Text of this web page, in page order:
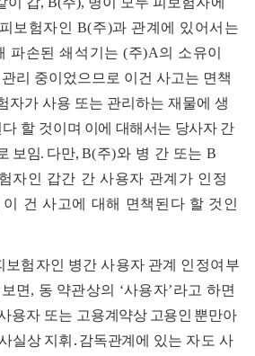
보험자인 B(주)과 관계에 있어서는
파손된 쇄석기는(주)A의 소유이
관리 중이었으므로 이건 사고는 면책
자가 사용 또는 관리하는 재물에 생
할 것이며 이에 대해서는 당사자 간
보임. 다만, B(주)와 병 간 또는B
자인 갑간 간 사용자 관계가 인정
건 사고에 대해 면책된다 할 것인
보험자인 병간 사용자 관계 인정여부
보면 , 동 약관상의 ‘사용자’라고 하면
용자 또는 고용계약상 고용인 뿐만아
실상 지휘 ․ 감독관계에 있는 자도 사